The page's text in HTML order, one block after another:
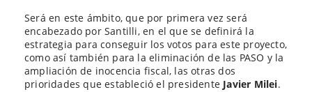
Será en este ámbito, que por primera vez será
encabezado por Santilli, en el que se definirá la
estrategia para conseguir los votos para este proyecto,
como así también para la eliminación de las PASO y la
ampliación de inocencia fiscal, las otras dos
prioridades que estableció el presidente Javier Milei.